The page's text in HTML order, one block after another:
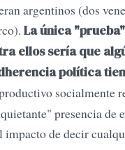
argentinos (dos
La única
ellos sería que
política
socialmente
presencia de
impacto de decir